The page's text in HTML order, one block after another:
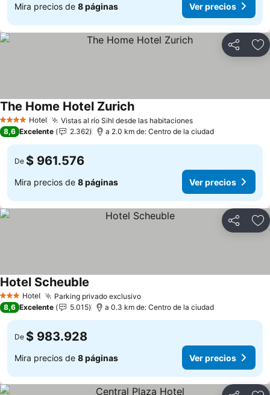
Mira precios de 8 páginas Ver precios
Compartir
4 EstrellasHotel Vistas al río Sihl desde las habitacionesVer precios
The Home Hotel ZurichVer precios
8,6 Excelente 2.362 a 2.0 km de: Centro de la ciudad
De $ 961.576
Mira precios de 8 páginas Ver precios
Compartir
3 Estrellas
Hotel Parking privado exclusivoVer precios
Hotel Scheuble
8,6 Excelente 5.015 a 0.3 km de: Centro de la ciudad
De $ 983.928
Mira precios de 8 páginas Ver precios